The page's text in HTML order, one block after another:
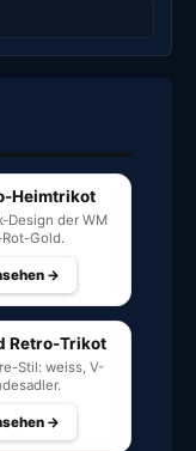
Heimtrikot
Design der WM
Rot-Gold.
→
Retro-Trikot
Stil: weiss, V-
→